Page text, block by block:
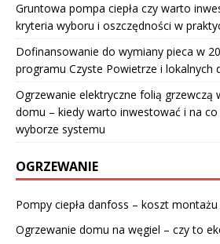
Gruntowa pompa ciepła czy warto
kryteria wyboru i oszczędności w
Dofinansowanie do wymiany pieca w
programu Czyste Powietrze i lokalnych
Ogrzewanie elektryczne folią grzewczą
domu – kiedy warto inwestować i na
wyborze systemu
OGRZEWANIE
Pompy ciepła danfoss – koszt
Ogrzewanie domu na węgiel – czy to